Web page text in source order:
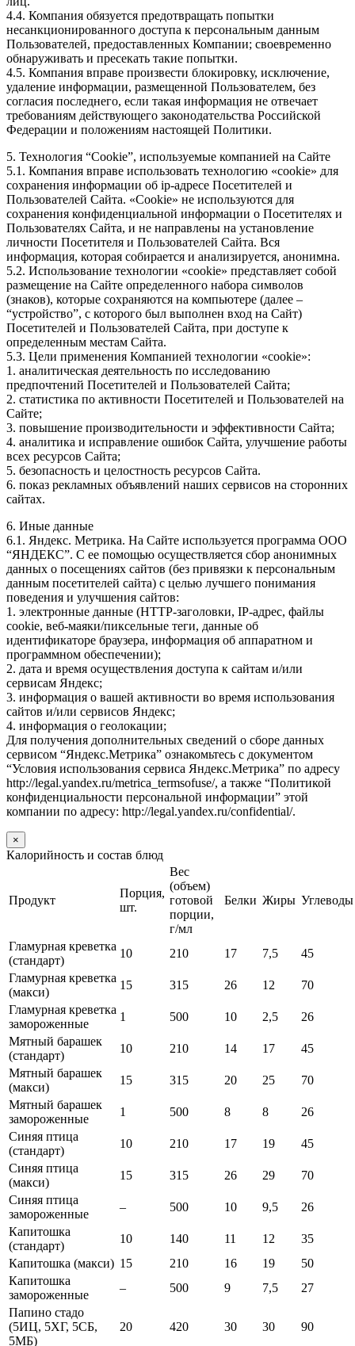
4.4. Компания обязуется предотвращать попытки
несанкционированного доступа к персональным данным
Пользователей, предоставленных Компании; своевременно
обнаруживать и пресекать такие попытки.
4.5. Компания вправе произвести блокировку, исключение,
удаление информации, размещенной Пользователем, без
согласия последнего, если такая информация не отвечает
требованиям действующего законодательства Российской
Федерации и положениям настоящей Политики.
5. Технология “Cookie”, используемые компанией на Сайте
5.1. Компания вправе использовать технологию «cookie» для
сохранения информации об ip-адресе Посетителей и
Пользователей Сайта. «Cookie» не используются для
сохранения конфиденциальной информации о Посетителях и
Пользователях Сайта, и не направлены на установление
личности Посетителя и Пользователей Сайта. Вся
информация, которая собирается и анализируется, анонимна.
5.2. Использование технологии «cookie» представляет собой
размещение на Сайте определенного набора символов
(знаков), которые сохраняются на компьютере (далее –
“устройство”, с которого был выполнен вход на Сайт)
Посетителей и Пользователей Сайта, при доступе к
определенным местам Сайта.
5.3. Цели применения Компанией технологии «cookie»:
1. аналитическая деятельность по исследованию
предпочтений Посетителей и Пользователей Сайта;
2. статистика по активности Посетителей и Пользователей на
Сайте;
3. повышение производительности и эффективности Сайта;
4. аналитика и исправление ошибок Сайта, улучшение работы
всех ресурсов Сайта;
5. безопасность и целостность ресурсов Сайта.
6. показ рекламных объявлений наших сервисов на сторонних
сайтах.
6. Иные данные
6.1. Яндекс. Метрика. На Сайте используется программа ООО
“ЯНДЕКС”. С ее помощью осуществляется сбор анонимных
данных о посещениях сайтов (без привязки к персональным
данным посетителей сайта) с целью лучшего понимания
поведения и улучшения сайтов:
1. электронные данные (HTTP-заголовки, IP-адрес, файлы
cookie, веб-маяки/пиксельные теги, данные об
идентификаторе браузера, информация об аппаратном и
программном обеспечении);
2. дата и время осуществления доступа к сайтам и/или
сервисам Яндекс;
3. информация о вашей активности во время использования
сайтов и/или сервисов Яндекс;
4. информация о геолокации;
Для получения дополнительных сведений о сборе данных
сервисом “Яндекс.Метрика” ознакомьтесь с документом
“Условия использования сервиса Яндекс.Метрика” по адресу
http://legal.yandex.ru/metrica_termsofuse/, а также “Политикой
конфиденциальности персональной информации” этой
компании по адресу: http://legal.yandex.ru/confidential/.
×
Калорийность и состав блюд
Продукт
Порция,
шт.
Вес
(объем)
готовой
порции,
г/мл
Белки Жиры Углеводы
Гламурная креветка
(стандарт)
10 210 17 7,5
45
Гламурная креветка
(макси)
15 315 26 12
70
Гламурная креветка
замороженные
1 500 10 2,5
26
Мятный барашек
(стандарт)
10 210 14 17
45
Мятный барашек
(макси)
15 315 20 25
70
Мятный барашек
замороженные
1 500 8 8
26
Синяя птица
(стандарт)
10 210 17 19
45
Синяя птица
(макси)
15 315 26 29
70
Синяя птица
замороженные
– 500 10 9,5
26
Капитошка
(стандарт)
10 140 11 12
35
Капитошка (макси) 15 210 16 19
50
Капитошка
замороженные
– 500 9 7,5
27
Папино стадо
(5ИЦ, 5ХГ, 5СБ,
5МБ)
20 420 30 30 90